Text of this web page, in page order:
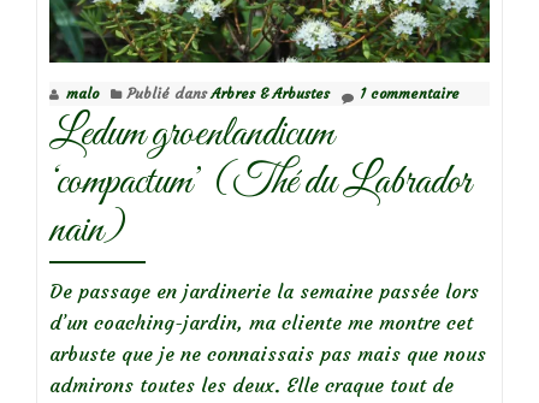
malo Publié dansArbres & Arbustes 1 commentaire
Ledum groenlandicum
‘compactum’ (Thé du Labrador
nain)
De passage en jardinerie la semaine passée lors
d’un coaching-jardin, ma cliente me montre cet
arbuste que je ne connaissais pas mais que nous
admirons toutes les deux. Elle craque tout de